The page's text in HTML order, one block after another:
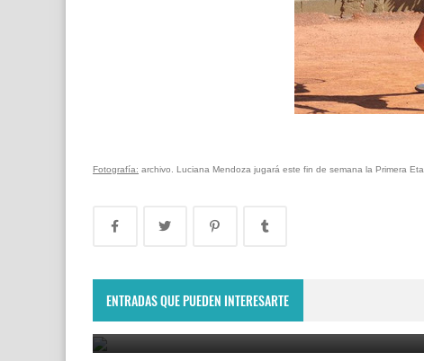
Fotografía: archivo. Luciana Mendoza jugará este fin de semana la Primera
ENTRADAS QUE PUEDEN INTERESARTE
como visitante por el Grupo Mundial II
February 10, 2024